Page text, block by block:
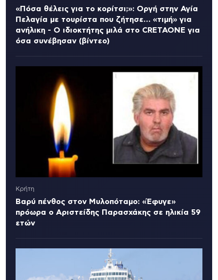
«Πόσα θέλεις για το κορίτσι;»: Οργή στην Αγία
Πελαγία με τουρίστα που ζήτησε… «τιμή» για
ανήλικη - Ο ιδιοκτήτης μιλά στο CRETAONE για
όσα συνέβησαν (βίντεο)
Κρήτη
Βαρύ πένθος στον Μυλοπόταμο: «Έφυγε»
πρόωρα ο Αριστείδης Παρασχάκης σε ηλικία 59
ετών